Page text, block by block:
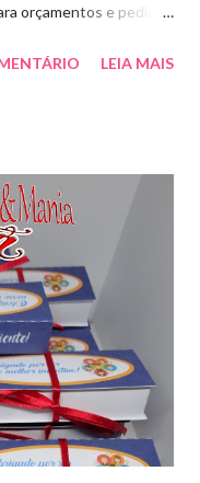
orçamentos e pedidos
E peço que
LEIA MAIS